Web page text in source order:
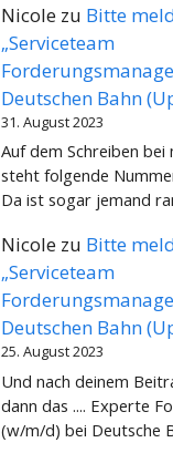
Nicole zu Bitte
„Serviceteam
Deutschen Bahn
31. August 2023
Auf dem Schreiben
steht folgende
Da ist sogar jemand
Nicole zu Bitte
„Serviceteam
Deutschen Bahn
25. August 2023
Und nach deinem
dann das .... Experte
(w/m/d) bei Deutsche